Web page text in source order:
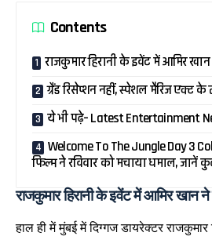
Contents
राजकुमार हिरानी के इवेंट में आमिर
ग्रैंड रिसेप्शन नहीं, स्पेशल मैरिज एक्ट के
ये भी पढ़े– Latest Entertainment
Welcome To The Jungle Day 3
फिल्म ने रविवार को मचाया धमाल, जानें
राजकुमार हिरानी के इवेंट में आमिर खान
हाल ही में मुंबई में दिग्गज डायरेक्टर राजकुमार